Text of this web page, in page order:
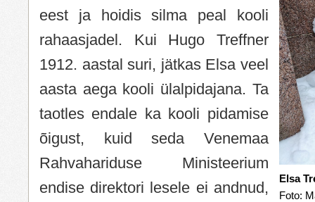
Elsa
Foto:
eest ja hoidis silma peal kooli
rahaasjadel. Kui Hugo Treffner
1912. aastal suri, jätkas Elsa veel
aasta aega kooli ülalpidajana. Ta
taotles endale ka kooli pidamise
õigust, kuid seda Venemaa
Rahvahariduse Ministeerium
endise direktori lesele ei andnud,